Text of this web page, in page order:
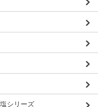
シリーズ